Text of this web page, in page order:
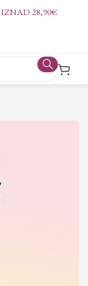
IZNAD 28,90€